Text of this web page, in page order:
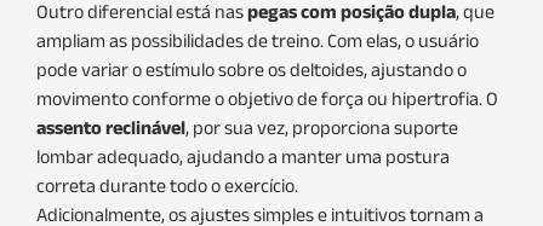
Outro diferencial está naspegas com posição dupla, que
ampliam as possibilidades de treino. Com elas, o usuário
pode variar o estímulo sobre os deltoides, ajustando o
movimento conforme o objetivo de força ou hipertrofia. O
assento reclinável, por sua vez, proporciona suporte
lombar adequado, ajudando a manter uma postura
correta durante todo o exercício.
Adicionalmente, os ajustes simples e intuitivos tornam a